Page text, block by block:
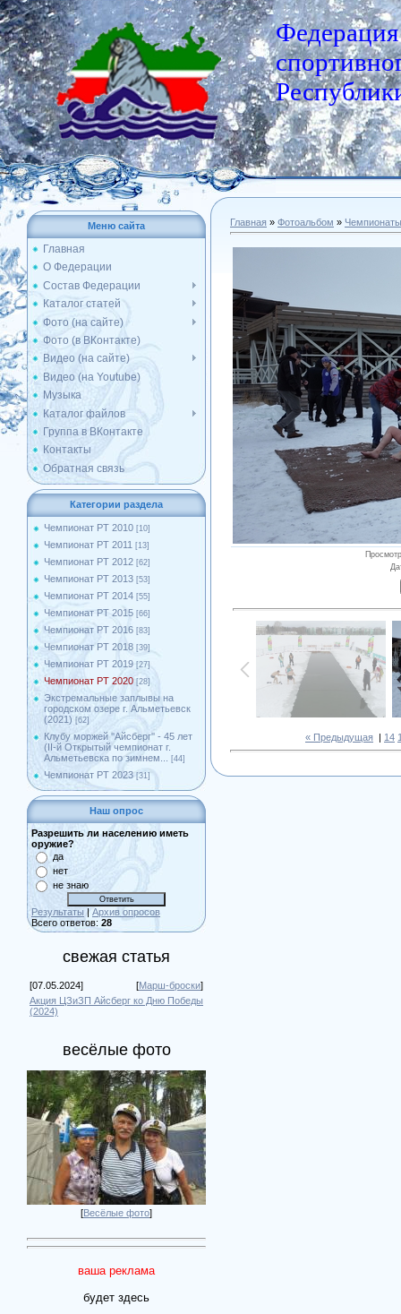
Федерация
Меню сайта
Главная
О Федерации
Состав Федерации
Каталог статей
Фото (на сайте)
Фото (в ВКонтакте)
Видео (на сайте)
Видео (на Youtube)
Музыка
Каталог файлов
Группа в ВКонтакте
Контакты
Обратная связь
Категории раздела
Чемпионат РТ 2010 [10]
Чемпионат РТ 2011 [13]
Чемпионат РТ 2012 [62]
Чемпионат РТ 2013 [53]
Чемпионат РТ 2014 [55]
Чемпионат РТ 2015 [66]
Чемпионат РТ 2016 [83]
Чемпионат РТ 2018 [39]
Чемпионат РТ 2019 [27]
Чемпионат РТ 2020 [28]
Экстремальные заплывы на
городском озере г. Альметьевск
(2021) [62]
Клубу моржей ''Айсберг'' - 45 лет
(II-й Открытый чемпионат г.
Альметьевска по зимнем...
[44]
Чемпионат РТ 2023 [31]
Наш опрос
Разрешить ли населению иметь
оружие?
да
нет
не знаю
Результаты | Архив опросов
Всего ответов: 28
свежая статья
[07.05.2024] [Марш-броски]
Акция ЦЗиЗП Айсберг ко Дню Победы
(2024)
весёлые фото
[Весёлые фото]
ваша реклама
будет здесь
Главная » Фотоальбом » Чемпионаты
« Предыдущая | 14